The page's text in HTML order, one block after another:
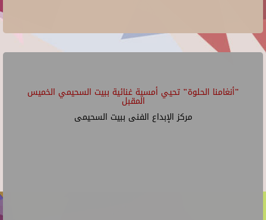
"أنغامنا الحلوة" تحيي أمسية غنائية ببيت السحيمي الخميس
المقبل
مركز الإبداع الفنى ببيت السحيمى